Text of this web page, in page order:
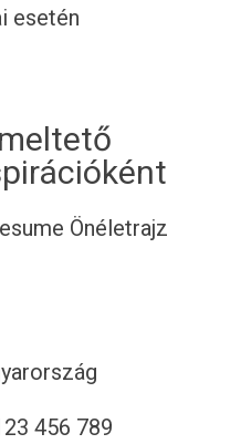
esetén
Önéletrajz
456 789